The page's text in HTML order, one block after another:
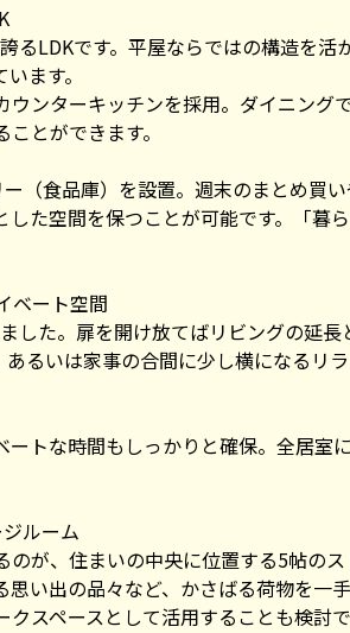
るLDKです。平屋ならではの構造を
ます。
ンターキッチンを採用。ダイニング
とができます。
（食品庫）を設置。週末のまとめ買
た空間を保つことが可能です。「暮
ベート空間
した。扉を開け放てばリビングの延
るいは家事の合間に少し横になるリ
トな時間もしっかりと確保。全居室
ルーム
が、住まいの中央に位置する5帖の
い出の品々など、かさばる荷物を一
スペースとして活用することも検討で